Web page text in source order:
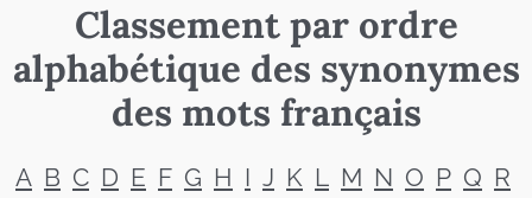
Classement par ordre
alphabétique des synonymes
des mots français
A B C D E F G H I J K L M N O P Q R